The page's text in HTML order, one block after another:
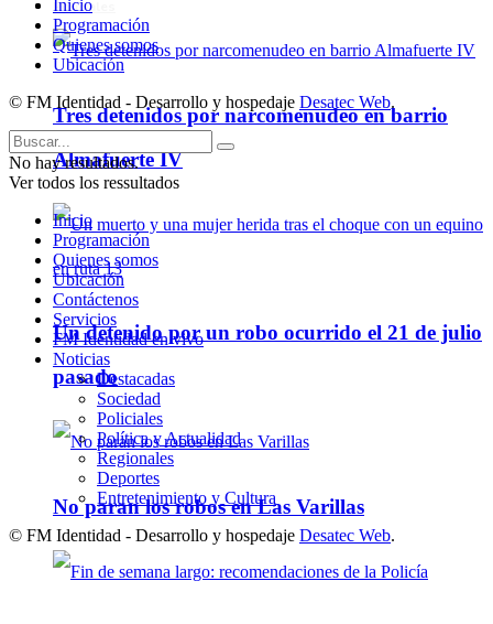
Policiales
Tres detenidos por narcomenudeo en barrio
Almafuerte IV
Un detenido por un robo ocurrido el 21 de julio
pasado
No paran los robos en Las Varillas
Inicio
Programación
Quienes somos
Ubicación
© FM Identidad - Desarrollo y hospedaje Desatec Web.
No hay resultados.
Ver todos los ressultados
Inicio
Programación
Quienes somos
Ubicación
Contáctenos
Servicios
FM Identidad en vivo
Noticias
Destacadas
Sociedad
Policiales
Política y Actualidad
Regionales
Deportes
Entretenimiento y Cultura
© FM Identidad - Desarrollo y hospedaje Desatec Web.